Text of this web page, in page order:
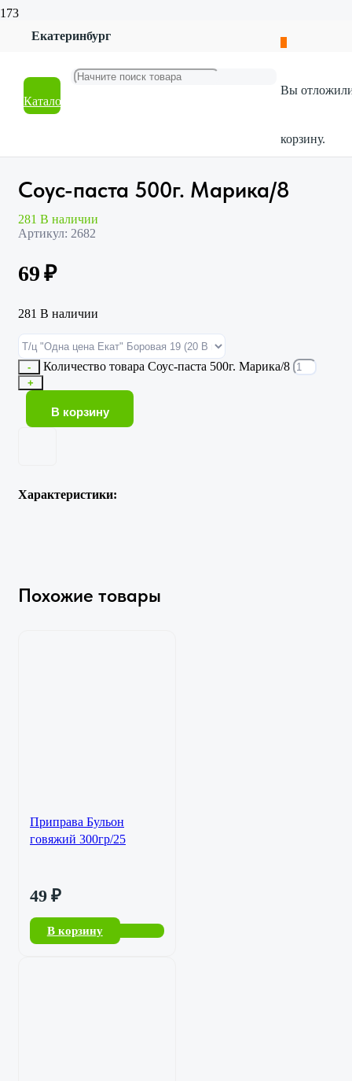
Екатеринбург
Каталог
Вы
корзину.
Продукты и напитки
Соус-паста 500г. Марика/8
Соус-паста 500г. Марика/8
281 В наличии
Артикул: 2682
69₽
281 В наличии
- Количество товара Соус-паста 500г. Марика/8
+
В корзину
Характеристики:
Похожие товары
Приправа Бульон
говяжий 300гр/25
49 ₽
В корзину